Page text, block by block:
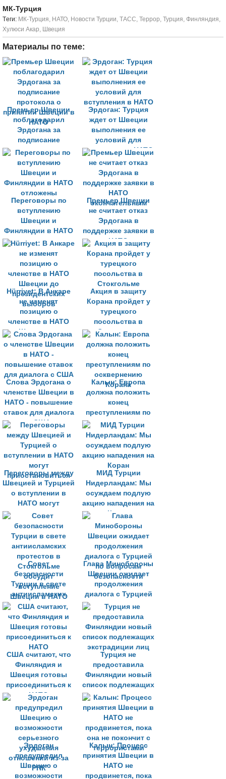
МК-Турция
Tеги: МК-Турция, НАТО, Новости Турции, ТАСС, Террор, Турция, Финляндия,
Хулюси Акар, Швеция
Материалы по теме:
Премьер Швеции
поблагодарил
Эрдогана за
подписание
протокола о
принятии Швеции в
НАТО
Эрдоган: Турция
ждет от Швеции
выполнения ее
условий для
вступления в НАТО
Переговоры по
вступлению
Швеции и
Финляндии в НАТО
отложены
Премьер Швеции
не считает отказ
Эрдогана в
поддержке заявки в
НАТО
окончательным
Hürriyet: В Анкаре
не изменят
позицию о
членстве в НАТО
Швеции до
президентских
выборов
Акция в защиту
Корана пройдет у
турецкого
посольства в
Стокгольме
Слова Эрдогана о
членстве Швеции в
НАТО - повышение
ставок для диалога
с США
Калын: Европа
должна положить
конец
преступлениям по
осквернению
Корана
Переговоры между
Швецией и Турцией
о вступлении в
НАТО могут
приостановиться
МИД Турции
Нидерландам: Мы
осуждаем подлую
акцию нападения на
Коран
Совет
безопасности
Турции в свете
антиисламских
протестов в
Стокгольме
обсудит
вступление
Швеции в НАТО
Глава Минобороны
Швеции ожидает
продолжения
диалога с Турцией
по вопросам
безопасности
США считают, что
Финляндия и
Швеция готовы
присоединиться к
НАТО
Турция не
предоставила
Финляндии новый
список подлежащих
экстрадиции лиц
Эрдоган
предупредил
Швецию о
возможности
Калын: Процесс
принятия Швеции в
НАТО не
продвинется, пока